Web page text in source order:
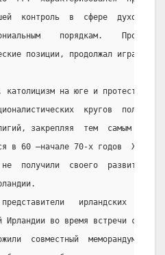
контроль  в  сфере  духовной
порядкам.
позиции, продолжал играть
католицизм на юге и
кругов
закрепляя  тем  самым
в 60 –начале 70-х годов  XX  в.
не  получили  своего  развития  в
ирландских
Ирландии во время встречи с
совместный  меморандум